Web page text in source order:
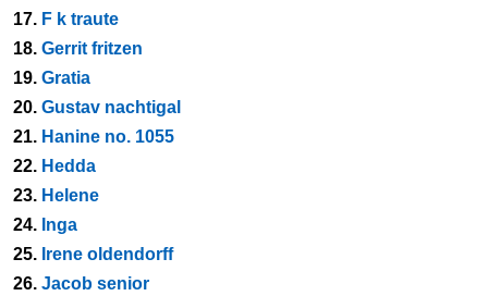
17. F k traute
18. Gerrit fritzen
19. Gratia
20. Gustav nachtigal
21. Hanine no. 1055
22. Hedda
23. Helene
24. Inga
25. Irene oldendorff
26. Jacob senior